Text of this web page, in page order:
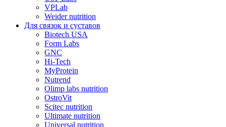
VPLab
Weider nutrition
Для связок и суставов
Biotech USA
Form Labs
GNC
Hi-Tech
MyProtein
Nutrend
Olimp labs nutrition
OstroVit
Scitec nutrition
Ultimate nutrition
Universal nutrition